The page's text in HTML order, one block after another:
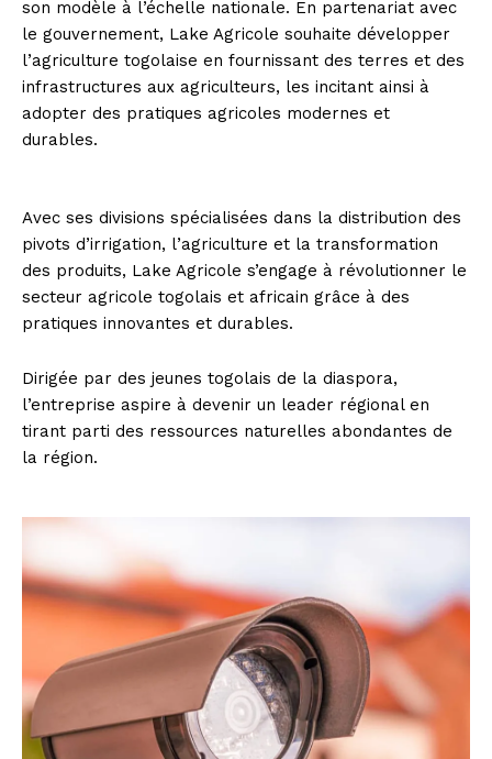
son modèle à l’échelle nationale. En partenariat avec
le gouvernement, Lake Agricole souhaite développer
l’agriculture togolaise en fournissant des terres et des
infrastructures aux agriculteurs, les incitant ainsi à
adopter des pratiques agricoles modernes et
durables.
Avec ses divisions spécialisées dans la distribution des
pivots d’irrigation, l’agriculture et la transformation
des produits, Lake Agricole s’engage à révolutionner le
secteur agricole togolais et africain grâce à des
pratiques innovantes et durables.
Dirigée par des jeunes togolais de la diaspora,
l’entreprise aspire à devenir un leader régional en
tirant parti des ressources naturelles abondantes de
la région.